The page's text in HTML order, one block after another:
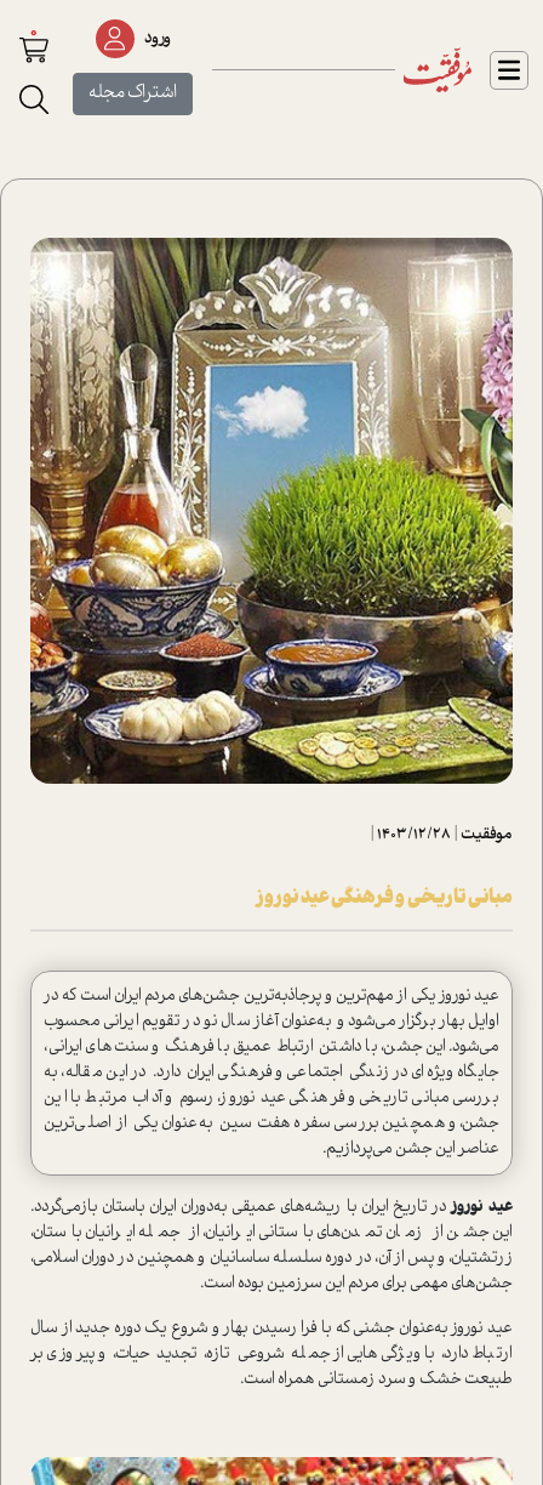
ورود
اشتراک مجله
0
موفقیت|
1403/12/28
|
مبانی تاریخی و فرهنگی عید نوروز
عید نوروز یکی از مهم‌ترین و پرجاذبه‌ترین جشن‌های مردم ایران ا‌ست که در
اوایل بهار برگزار می‌شود و به‌عنوان آغاز سال نو در تقویم ایرانی محسوب
می‌شود. این جشن، با داشتن ارتباط عمیق با فرهنگ و سنت‌های ایرانی،
جایگاه ویژه‌ای در زندگی اجتماعی و فرهنگی ایران دارد. در این مقاله، به
بررسی مبانی تاریخی و فرهنگی عید نوروز، رسوم و آداب مرتبط با این
جشن، و همچنین بررسی سفره هفت سین به‌عنوان یکی از اصلی‌ترین
عناصر این جشن می‌پردازیم.
عید نوروزدر تاریخ ایران با ریشه‌های عمیقی به‌دوران ایران با‌ستان بازمی‌گردد.
این جشن از زمان تمدن‌های با‌ستانی ایرانیان، از جمله‌ ایرانیان با‌ستان،
زرتشتیان، و پس از آن‌، در دوره سلسله ساسانیان و همچنین در دوران اسلامی،
جشن‌های مهمی برای مردم این سرزمین بوده ا‌ست.
عید نوروز به‌عنوان جشنی که با فرا رسیدن بهار و شروع یک دوره جدید از سال
ارتباط دارد، با ویژگی‌هایی از جمله شروعی تازه، تجدید حیات، و پیروزی بر
طبیعت خشک و سرد زمستانی همراه ا‌ست.